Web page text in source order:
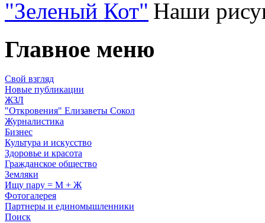
"Зеленый Кот" Наши
Главное меню
Свой взгляд
Новые публикации
ЖЗЛ
"Откровения" Елизаветы Сокол
Журналистика
Бизнес
Культура и искусство
Здоровье и красота
Гражданское общество
Земляки
Ищу пару = М + Ж
Фотогалерея
Партнеры и единомышленники
Поиск